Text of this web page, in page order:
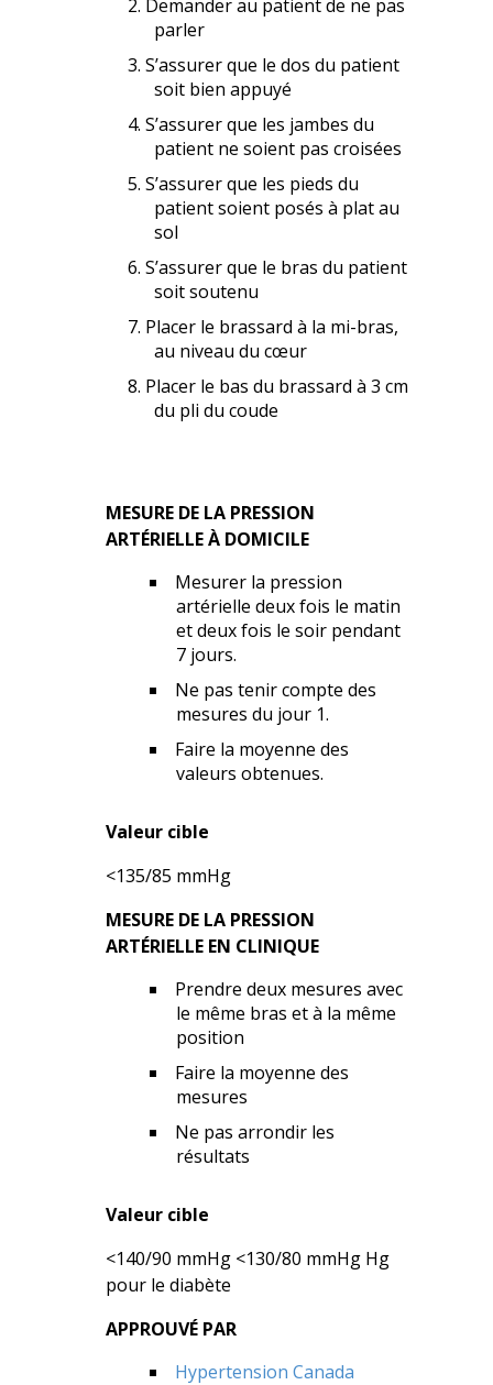
Demander au patient de ne pas
parler
S’assurer que le dos du patient
soit bien appuyé
S’assurer que les jambes du
patient ne soient pas croisées
S’assurer que les pieds du
patient soient posés à plat au
sol
S’assurer que le bras du patient
soit soutenu
Placer le brassard à la mi-bras,
au niveau du cœur
Placer le bas du brassard à 3 cm
du pli du coude
MESURE DE LA PRESSION
ARTÉRIELLE À DOMICILE
Mesurer la pression
artérielle deux fois le matin
et deux fois le soir pendant
7 jours.
Ne pas tenir compte des
mesures du jour 1.
Faire la moyenne des
valeurs obtenues.
Valeur cible
<135/85 mmHg
MESURE DE LA PRESSION
ARTÉRIELLE EN CLINIQUE
Prendre deux mesures avec
le même bras et à la même
position
Faire la moyenne des
mesures
Ne pas arrondir les
résultats
Valeur cible
<140/90 mmHg <130/80 mmHg Hg
pour le diabète
APPROUVÉ PAR
Hypertension Canada